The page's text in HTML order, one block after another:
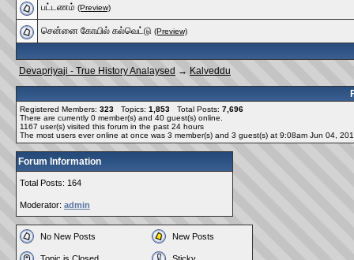
பட்டணம் (Preview)
சென்னை கோயில் கல்வெட்டு (Preview)
Devapriyaji - True History Analaysed → Kalveddu
Registered Members: 323 Topics: 1,853 Total Posts: 7,696
There are currently 0 member(s) and 40 guest(s) online
1167 user(s) visited this forum in the past 24 hours
The most users ever online at once was 3 member(s) and 3 guest(s) at 9:08am Jun 04,
Forum Information
Total Posts: 164
Moderator: admin
No New Posts New Posts